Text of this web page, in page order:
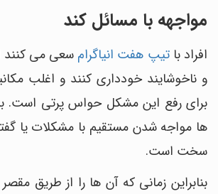
مواجهه با مسائل کند
افراد باتیپ هفت انیاگرام سعی می کنند
و ناخوشایند خودداری کنند و اغلب
برای رفع این مشکل حواس پرتی است.
ها مواجه شدن مستقیم با مشکلات یا
سخت است.
بنابراین زمانی که آن ها را از طریق